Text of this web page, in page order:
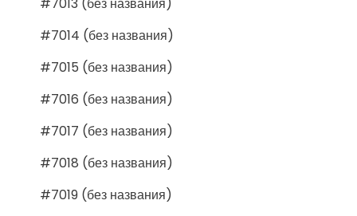
#7014 (без названия)
#7015 (без названия)
#7016 (без названия)
#7017 (без названия)
#7018 (без названия)
#7019 (без названия)